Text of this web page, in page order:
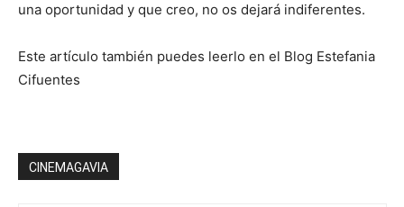
una oportunidad y que creo, no os dejará indiferentes.
Este artículo también puedes leerlo en el Blog Estefania
Cifuentes
CINEMAGAVIA